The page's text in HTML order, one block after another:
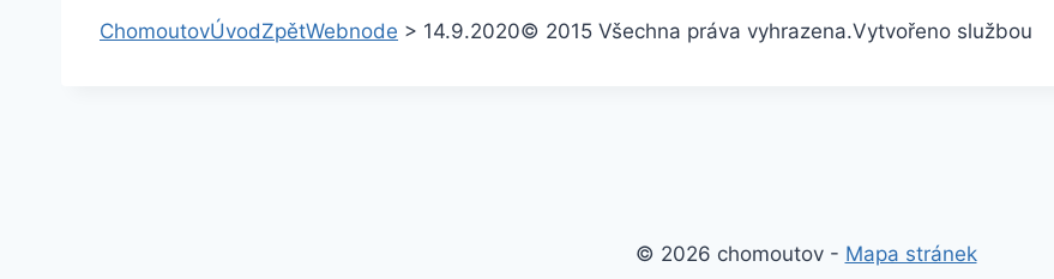
ChomoutovÚvodZpětWebnode > 14.9.2020© 2015 Všechna práva vyhrazena.Vytvořeno službou
© 2026 chomoutov - Mapa stránek